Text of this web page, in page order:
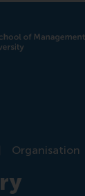
Organisation